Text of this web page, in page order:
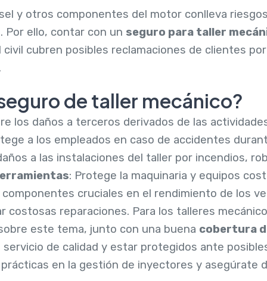
y otros componentes del motor conlleva
Por ello, contar con un seguro para taller
cubren posibles reclamaciones de clientes
de taller mecánico?
los daños a terceros derivados de las
a los empleados en caso de accidentes
a las instalaciones del taller por incendios,
: Protege la maquinaria y equipos
cruciales en el rendimiento de los
costosas reparaciones. Para los talleres
este tema, junto con una buena cobertura
de calidad y estar protegidos ante
en la gestión de inyectores y asegúrate